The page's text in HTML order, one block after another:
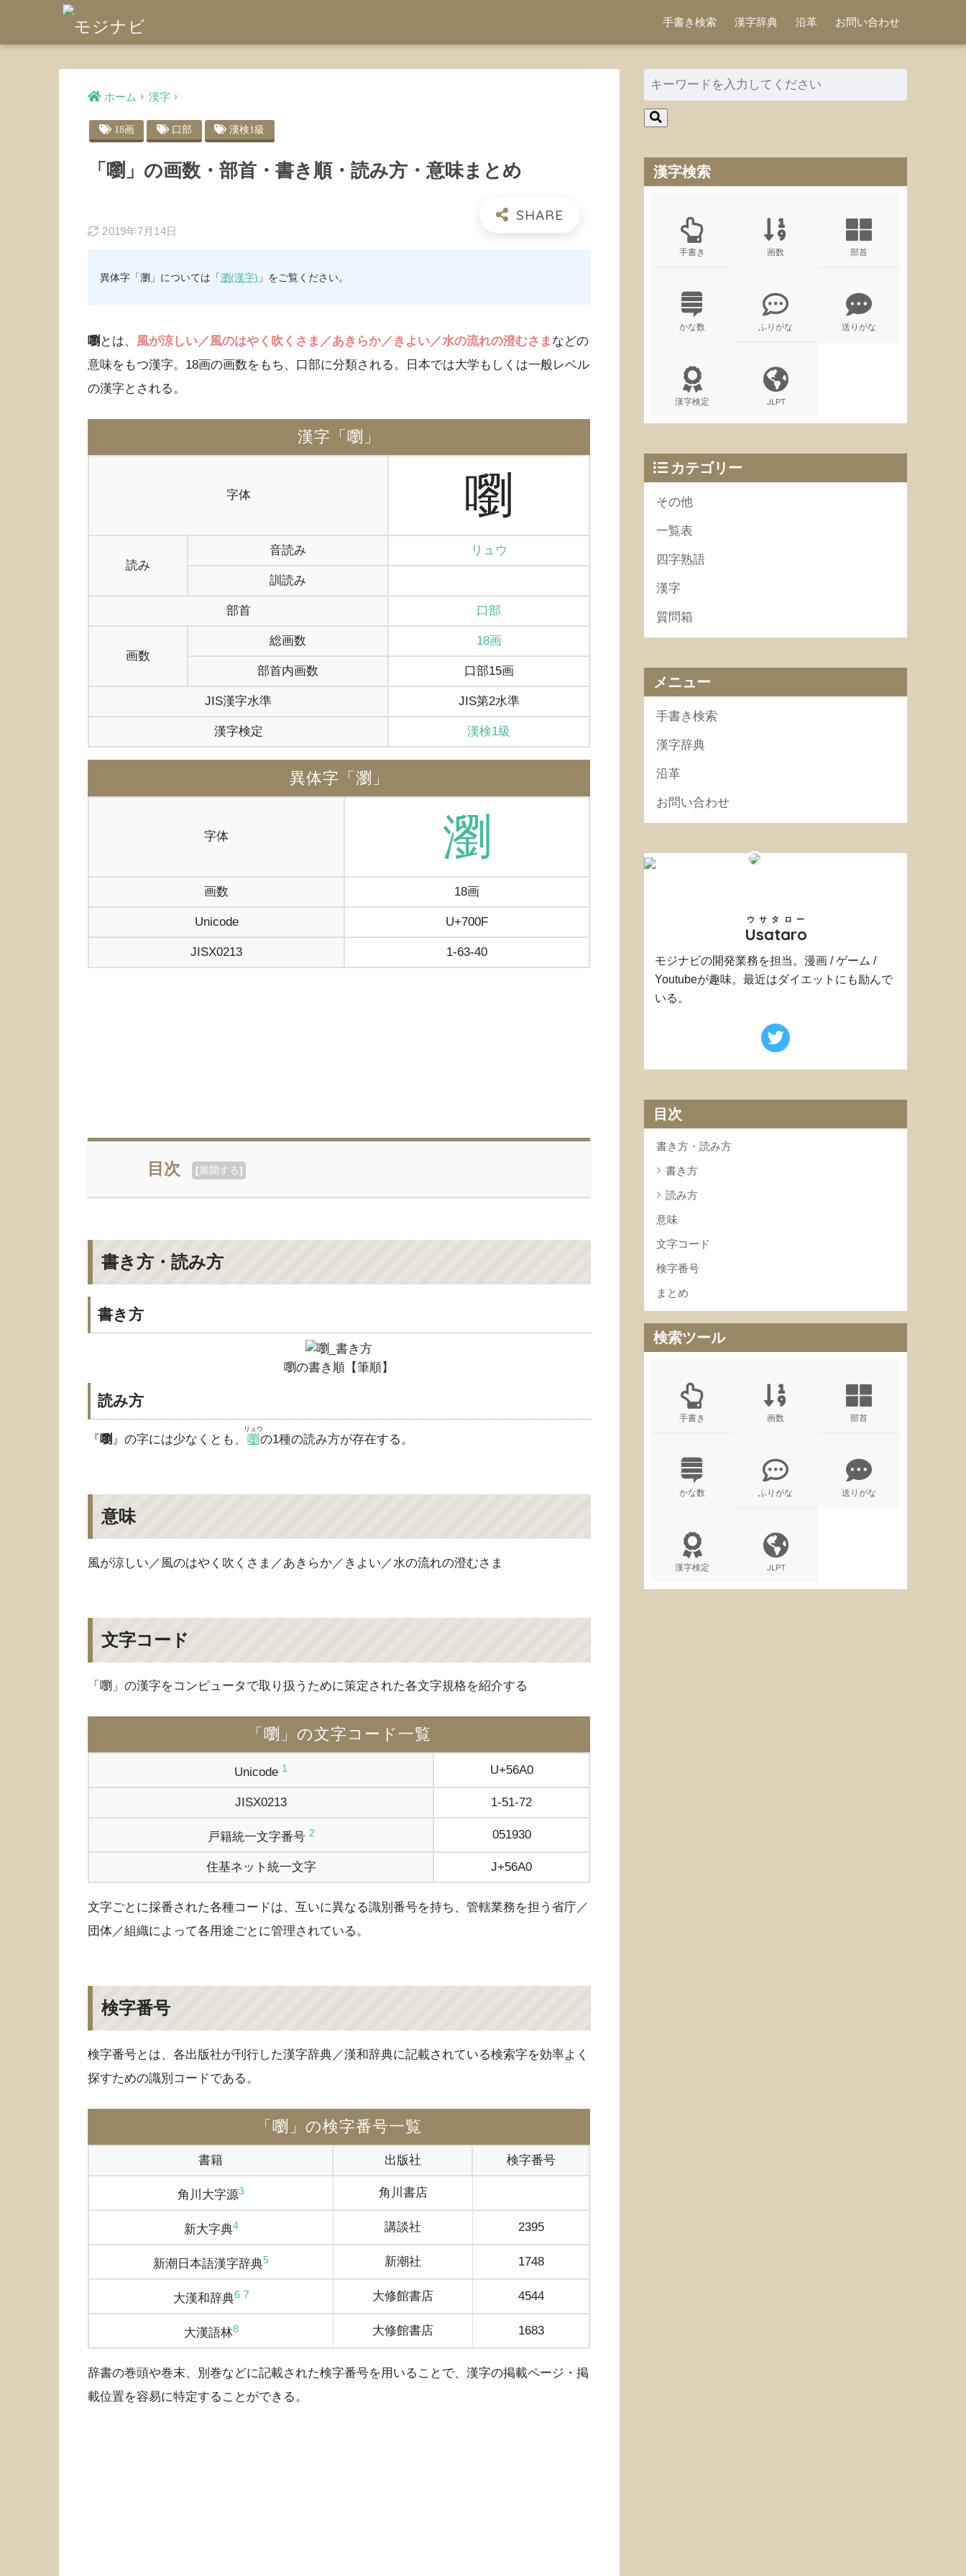
手書き検索 漢字辞典 沿革 お問い合わせ
ホーム 漢字
18画 口部 漢検1級
「嚠」の画数・部首・書き順・読み方・意味まとめ
2019年7月14日
異体字「瀏」については「瀏(漢字) 」をご覧ください。
嚠 とは、 風が涼しい／風のはやく吹くさま／あきらか／きよい／水の流れの澄むさま などの
意味をもつ漢字。18画の画数をもち、口部に分類される。日本では大学もしくは一般レベル
の漢字とされる。
漢字「嚠」
字体 嚠
読み
音読み リュウ
訓読み
部首 口部
画数
総画数 18画
部首内画数 口部15画
JIS漢字水準 JIS第2水準
漢字検定 漢検1級
異体字「瀏」
字体 瀏
画数 18画
Unicode U+700F
JISX0213 1-63-40
目次 [展開する]
書き方・読み方
書き方
嚠の書き順【筆順】
読み方
『嚠 』の字には少なくとも、 嚠
リュウ
の1種の読み方が存在する。
意味
風が涼しい／風のはやく吹くさま／あきらか／きよい／水の流れの澄むさま
文字コード
「嚠」の漢字をコンピュータで取り扱うために策定された各文字規格を紹介する
「嚠」の文字コード一覧
Unicode 1 U+56A0
JISX0213 1-51-72
戸籍統一文字番号 2 051930
住基ネット統一文字 J+56A0
文字ごとに採番された各種コードは、互いに異なる識別番号を持ち、管轄業務を担う省庁／
団体／組織によって各用途ごとに管理されている。
検字番号
検字番号とは、各出版社が刊行した漢字辞典／漢和辞典に記載されている検索字を効率よく
探すための識別コードである。
「嚠」の検字番号一覧
書籍 出版社 検字番号
角川大字源3 角川書店
新大字典4 講談社 2395
新潮日本語漢字辞典5 新潮社 1748
大漢和辞典6 7 大修館書店 4544
大漢語林8 大修館書店 1683
辞書の巻頭や巻末、別巻などに記載された検字番号を用いることで、漢字の掲載ページ・掲
載位置を容易に特定することができる。
漢字検索
手書き 画数 部首
かな数 ふりがな 送りがな
漢字検定 JLPT
カテゴリー
その他
一覧表
四字熟語
漢字
質問箱
メニュー
手書き検索
漢字辞典
沿革
お問い合わせ
Usataro
ウサタロー
モジナビの開発業務を担当。漫画 / ゲーム /
Youtubeが趣味。最近はダイエットにも励んで
いる。
目次
書き方・読み方
書き方
読み方
意味
文字コード
検字番号
まとめ
検索ツール
手書き 画数 部首
かな数 ふりがな 送りがな
漢字検定 JLPT